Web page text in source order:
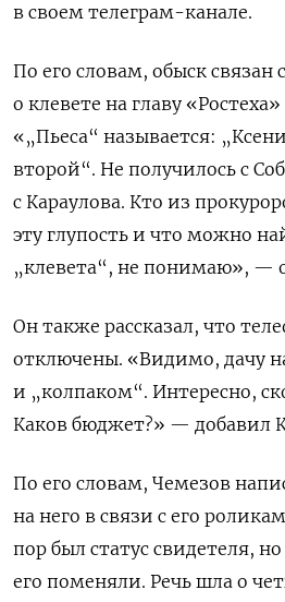
в своем телеграм-канале.
По его словам, обыск
о клевете на главу
«„Пьеса“ называется:
второй“. Не получилось с
с Караулова. Кто из
эту глупость и что можно
„клевета“, не понимаю», —
Он также рассказал, что
отключены. «Видимо, дачу
и „колпаком“. Интересно,
Каков бюджет?» — добавил
По его словам, Чемезов
на него в связи с его
пор был статус свидетеля,
его поменяли. Речь шла о